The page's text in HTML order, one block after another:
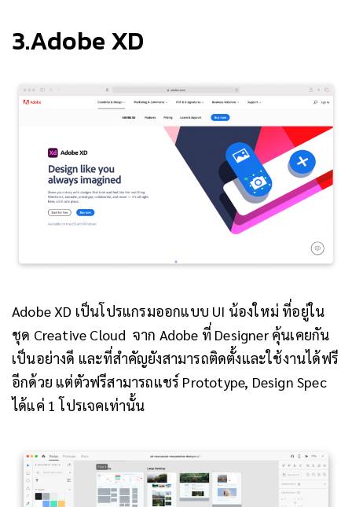
3.Adobe XD
Adobe XD เป็นโปรแกรมออกแบบ UI น้องใหม่ ที่อยู่ใน
ชุด Creative Cloud จาก Adobe ที่ Designer คุ้นเคยกัน
เป็นอย่างดี และที่สำคัญยังสามารถติดตั้งและใช้งานได้ฟรี
อีกด้วย แต่ตัวฟรีสามารถแชร์ Prototype, Design Spec
ได้แค่ 1 โปรเจคเท่านั้น